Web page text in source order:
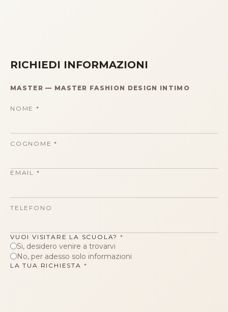
RICHIEDI INFORMAZIONI
MASTER — MASTER FASHION DESIGN INTIMO
NOME *
COGNOME *
EMAIL *
TELEFONO
VUOI VISITARE LA SCUOLA? *
Si, desidero venire a trovarvi
No, per adesso solo informazioni
LA TUA RICHIESTA *